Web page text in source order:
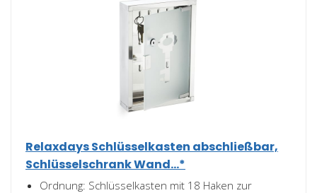
Relaxdays Schlüsselkasten abschließbar,
Schlüsselschrank Wand...*
Ordnung: Schlüsselkasten mit 18 Haken zur